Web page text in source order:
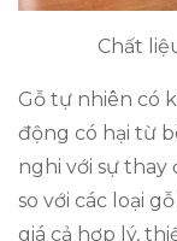
Chất
Gỗ tự nhiên có
động có hại từ
nghi với sự thay
so với các loại
giá cả hợp lý,